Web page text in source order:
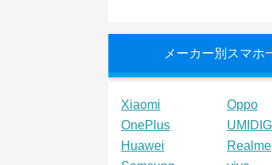
メーカー別スマホ
Xiaomi
Oppo
OnePlus
UMIDIGI
Huawei
Realme